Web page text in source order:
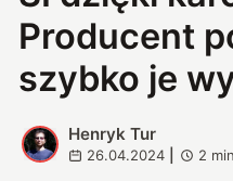
Producent
szybko je
H
Henryk Tur
26.04.2024 2 min